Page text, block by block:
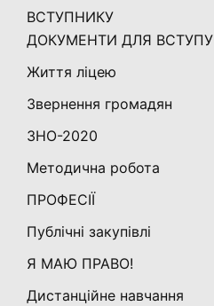
ВСТУПНИКУ
ДОКУМЕНТИ ДЛЯ ВСТУПУ
Життя ліцею
Звернення громадян
ЗНО-2020
Методична робота
ПРОФЕСІЇ
Публічні закупівлі
Я МАЮ ПРАВО!
Дистанційне навчання